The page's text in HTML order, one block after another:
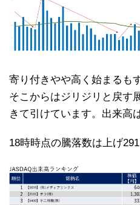
寄り付きやや高く始まるも
そこからはジリジリと戻す
きて引けています。出来高
18時時点の騰落数は上げ